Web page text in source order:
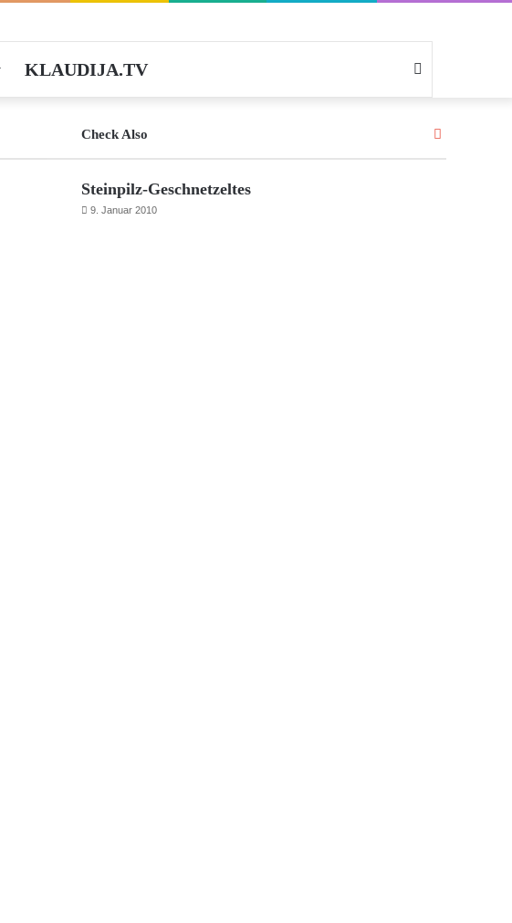
KLAUDIJA.TV
Check Also Close
Steinpilz-Geschnetzeltes
9. Januar 2010